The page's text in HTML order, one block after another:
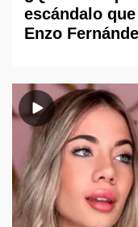
escándalo
Enzo